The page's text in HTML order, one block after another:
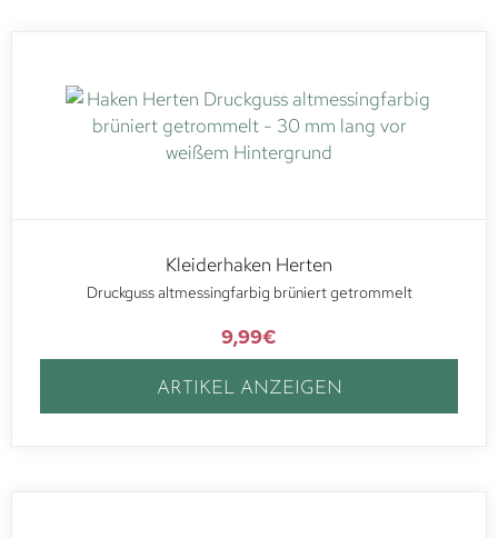
Kleiderhaken Herten
Druckguss altmessingfarbig brüniert getrommelt
9,99€
ARTIKEL ANZEIGEN